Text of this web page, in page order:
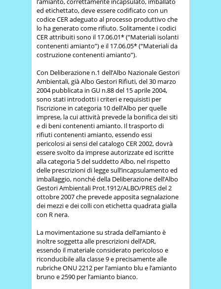
ed etichettato, deve essere codificato con un
codice CER adeguato al processo produttivo che
lo ha generato come rifiuto. Solitamente i codici
CER attribuiti sono il 17.06.01* (“Materiali isolanti
contenenti amianto”) e il 17.06.05* (“Materiali da
costruzione contenenti amianto”).
Con Deliberazione n.1 dell’Albo Nazionale Gestori
Ambientali, già Albo Gestori Rifiuti, del 30 marzo
2004 pubblicata in GU n.88 del 15 aprile 2004,
sono stati introdotti i criteri e requisisti per
l’iscrizione in categoria 10 dell’Albo per quelle
imprese, la cui attività prevede la bonifica dei siti
e di beni contenenti amianto. Il trasporto di
rifiuti contenenti amianto, essendo essi
pericolosi ai sensi del catalogo CER 2002, dovrà
essere svolto da imprese autorizzate ed iscritte
alla categoria 5 del suddetto Albo, nel rispetto
delle prescrizioni di legge sull’incapsulamento ed
imballaggio, nonché della Deliberazione dell’Albo
Gestori Ambientali Prot.1912/ALBO/PRES del 2
ottobre 2007 che prevede apposita segnalazione
dei mezzi e dei colli con etichetta quadrata gialla
con R nera.
La movimentazione su strada dell’amianto è
inoltre soggetta alle prescrizioni dell’ADR,
essendo il materiale considerato pericoloso e
riconducibile alla classe 9 e precisamente alle
rubriche ONU 2212 per l’amianto blu e l’amianto
bruno e 2590 per l’amianto bianco.